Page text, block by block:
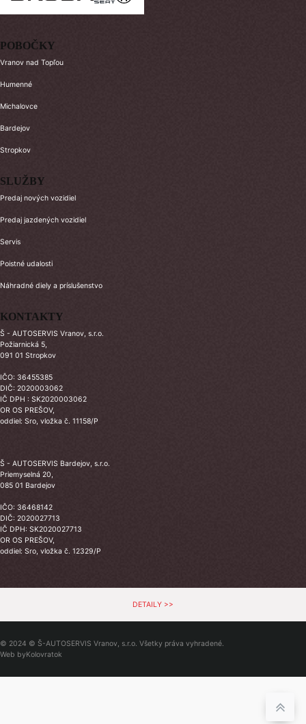
POBOČKY
Vranov nad Topľou
Humenné
Michalovce
Bardejov
Stropkov
SLUŽBY
Predaj nových vozidiel
Predaj jazdených vozidiel
Servis
Poistné udalosti
Náhradné diely a príslušenstvo
KONTAKTY
Š - AUTOSERVIS Vranov, s.r.o.
Požiarnická 5,
091 01 Stropkov
IČO: 36455385
DIČ: 2020003062
IČ DPH : SK2020003062
OR OS PREŠOV,
oddiel: Sro, vložka č. 11158/P
Š - AUTOSERVIS Bardejov, s.r.o.
Priemyselná 20,
085 01 Bardejov
IČO: 36468142
DIČ: 2020027713
IČ DPH: SK2020027713
OR OS PREŠOV,
oddiel: Sro, vložka č. 12329/P
DETAILY >>
© 2024 © Š-AUTOSERVIS Vranov, s.r.o. Všetky práva vyhradené.
Web byKolovratok